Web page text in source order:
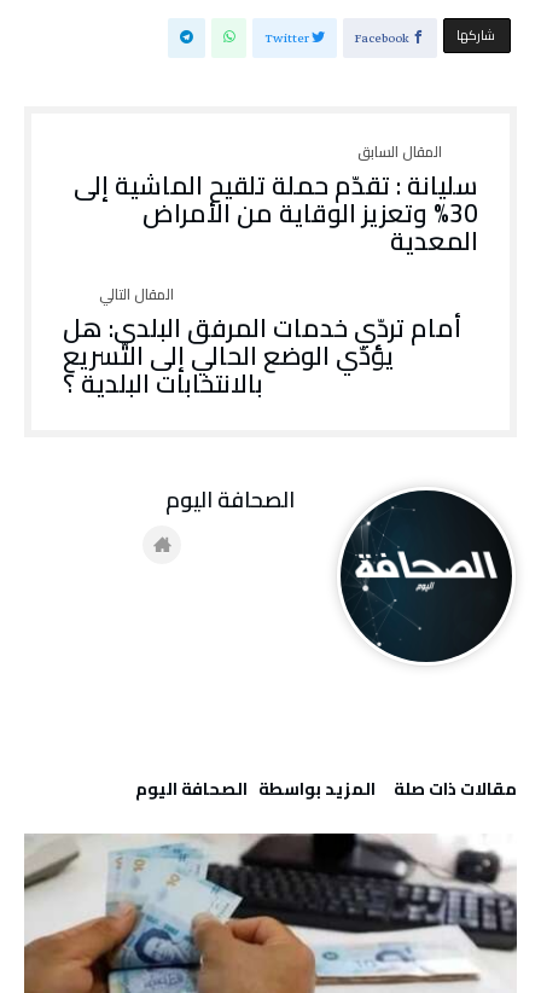
‫‫ شاركها‬ Facebook
Twitter
سليانة : تقدّم حملة تلقيح الماشية إلى
30% وتعزيز الوقاية من الأمراض
المعدية
أمام تردّي خدمات المرفق البلدي: هل
يؤدّي الوضع الحالي إلى التّسريع
بالانتخابات البلدية ؟
‫مقالات ذات صلة‬ ‫‫المزيد بواسطة‬ ‬ ‭ ‬الصحافة‭ ‬اليوم